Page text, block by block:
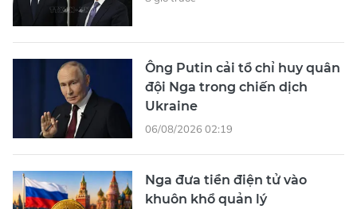
Ông Putin cải tổ chỉ huy quân
đội Nga trong chiến dịch
Ukraine
06/08/2026 02:19
Nga đưa tiền điện tử vào
khuôn khổ quản lý